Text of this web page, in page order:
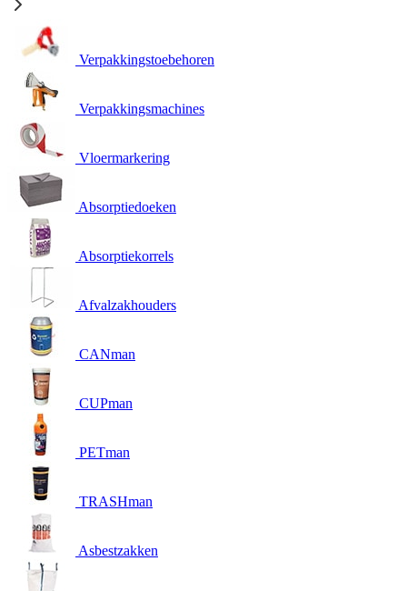
Verpakkingstoebehoren
Verpakkingsmachines
Vloermarkering
Absorptiedoeken
Absorptiekorrels
Afvalzakhouders
CANman
CUPman
PETman
TRASHman
Asbestzakken